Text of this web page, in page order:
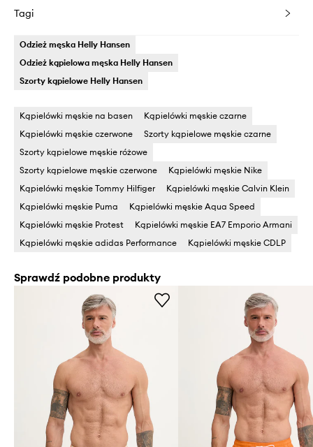
Tagi
Odzież męska Helly Hansen
Odzież kąpielowa męska Helly Hansen
Szorty kąpielowe Helly Hansen
Kąpielówki męskie na basen
Kąpielówki męskie czarne
Kąpielówki męskie czerwone
Szorty kąpielowe męskie czarne
Szorty kąpielowe męskie różowe
Szorty kąpielowe męskie czerwone
Kąpielówki męskie Nike
Kąpielówki męskie Tommy Hilfiger
Kąpielówki męskie Calvin Klein
Kąpielówki męskie Puma
Kąpielówki męskie Aqua Speed
Kąpielówki męskie Protest
Kąpielówki męskie EA7 Emporio Armani
Kąpielówki męskie adidas Performance
Kąpielówki męskie CDLP
Sprawdź podobne produkty